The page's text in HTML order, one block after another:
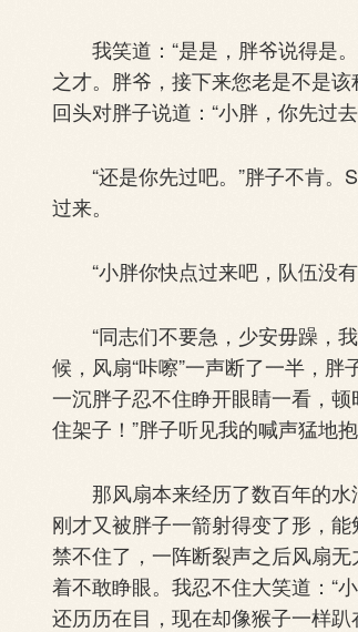
我笑道：“是是，胖爷说得是。
之才。胖爷，接下来您老是不是
回头对胖子说道：“小胖，你先过
“还是你先过吧。”胖子不肯。
过来。
“小胖你快点过来吧，队伍没有
“同志们不要急，少安毋躁，我
候，风扇“咔嚓”一声断了一半，
一沉胖子忍不住睁开眼睛一看，
住架子！”胖子听见我的喊声猛地
那风扇本来经历了数百年的水
刚才又被胖子一箭射得变了形，
禁不住了，一阵断裂声之后风扇
着不敢睁眼。我忍不住大笑道：“
还历历在目，现在却像猴子一样